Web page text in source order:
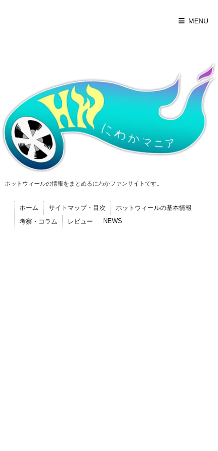
MENU
ホットウィールの情報をまとめるにわかファンサイトです。
ホーム サイトマップ・目次
ホットウィールの基本情報
考察・コラム
レビュー NEWS